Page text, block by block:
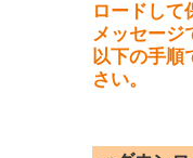
ロードして
メッセージ
以下の手順
さい。